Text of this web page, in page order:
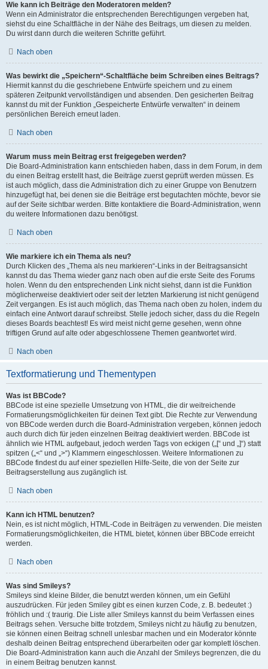
Wie kann ich Beiträge den Moderatoren melden?
Wenn ein Administrator die entsprechenden Berechtigungen vergeben hat,
siehst du eine Schaltfläche in der Nähe des Beitrags, um diesen zu melden.
Du wirst dann durch die weiteren Schritte geführt.
Nach oben
Was bewirkt die „Speichern“-Schaltfläche beim Schreiben eines Beitrags?
Hiermit kannst du die geschriebene Entwürfe speichern und zu einem
späteren Zeitpunkt vervollständigen und absenden. Den gesicherten Beitrag
kannst du mit der Funktion „Gespeicherte Entwürfe verwalten“ in deinem
persönlichen Bereich erneut laden.
Nach oben
Warum muss mein Beitrag erst freigegeben werden?
Die Board-Administration kann entschieden haben, dass in dem Forum, in dem
du einen Beitrag erstellt hast, die Beiträge zuerst geprüft werden müssen. Es
ist auch möglich, dass die Administration dich zu einer Gruppe von Benutzern
hinzugefügt hat, bei denen sie die Beiträge erst begutachten möchte, bevor sie
auf der Seite sichtbar werden. Bitte kontaktiere die Board-Administration, wenn
du weitere Informationen dazu benötigst.
Nach oben
Wie markiere ich ein Thema als neu?
Durch Klicken des „Thema als neu markieren“-Links in der Beitragsansicht
kannst du das Thema wieder ganz nach oben auf die erste Seite des Forums
holen. Wenn du den entsprechenden Link nicht siehst, dann ist die Funktion
möglicherweise deaktiviert oder seit der letzten Markierung ist nicht genügend
Zeit vergangen. Es ist auch möglich, das Thema nach oben zu holen, indem du
einfach eine Antwort darauf schreibst. Stelle jedoch sicher, dass du die Regeln
dieses Boards beachtest! Es wird meist nicht gerne gesehen, wenn ohne
triftigen Grund auf alte oder abgeschlossene Themen geantwortet wird.
Nach oben
Textformatierung und Thementypen
Was ist BBCode?
BBCode ist eine spezielle Umsetzung von HTML, die dir weitreichende
Formatierungsmöglichkeiten für deinen Text gibt. Die Rechte zur Verwendung
von BBCode werden durch die Board-Administration vergeben, können jedoch
auch durch dich für jeden einzelnen Beitrag deaktiviert werden. BBCode ist
ähnlich wie HTML aufgebaut, jedoch werden Tags von eckigen („[“ und „]“) statt
spitzen („<“ und „>“) Klammern eingeschlossen. Weitere Informationen zu
BBCode findest du auf einer speziellen Hilfe-Seite, die von der Seite zur
Beitragserstellung aus zugänglich ist.
Nach oben
Kann ich HTML benutzen?
Nein, es ist nicht möglich, HTML-Code in Beiträgen zu verwenden. Die meisten
Formatierungsmöglichkeiten, die HTML bietet, können über BBCode erreicht
werden.
Nach oben
Was sind Smileys?
Smileys sind kleine Bilder, die benutzt werden können, um ein Gefühl
auszudrücken. Für jeden Smiley gibt es einen kurzen Code, z. B. bedeutet :)
fröhlich und :( traurig. Die Liste aller Smileys kannst du beim Verfassen eines
Beitrags sehen. Versuche bitte trotzdem, Smileys nicht zu häufig zu benutzen,
sie können einen Beitrag schnell unlesbar machen und ein Moderator könnte
deshalb deinen Beitrag entsprechend überarbeiten oder gar komplett löschen.
Die Board-Administration kann auch die Anzahl der Smileys begrenzen, die du
in einem Beitrag benutzen kannst.